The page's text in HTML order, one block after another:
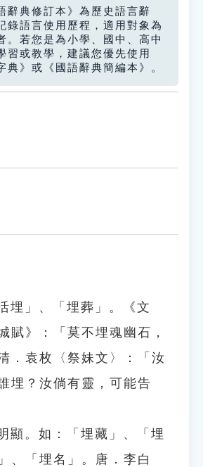
辭典修訂本》為歷史語言辭
錄語言使用歷程，適用對象為
。若您是為小學、國中、高中
習或教學，建議您優先使用
典》或《國語辭典簡編本》。
埋」、「埋葬」。《文
賦》：「莫不埋魂幽石，
．袁枚〈祭妹文〉：「汝
埋？汝倘有靈，可能告
顯。如：「埋藏」、「埋
、「埋名」。唐．李白